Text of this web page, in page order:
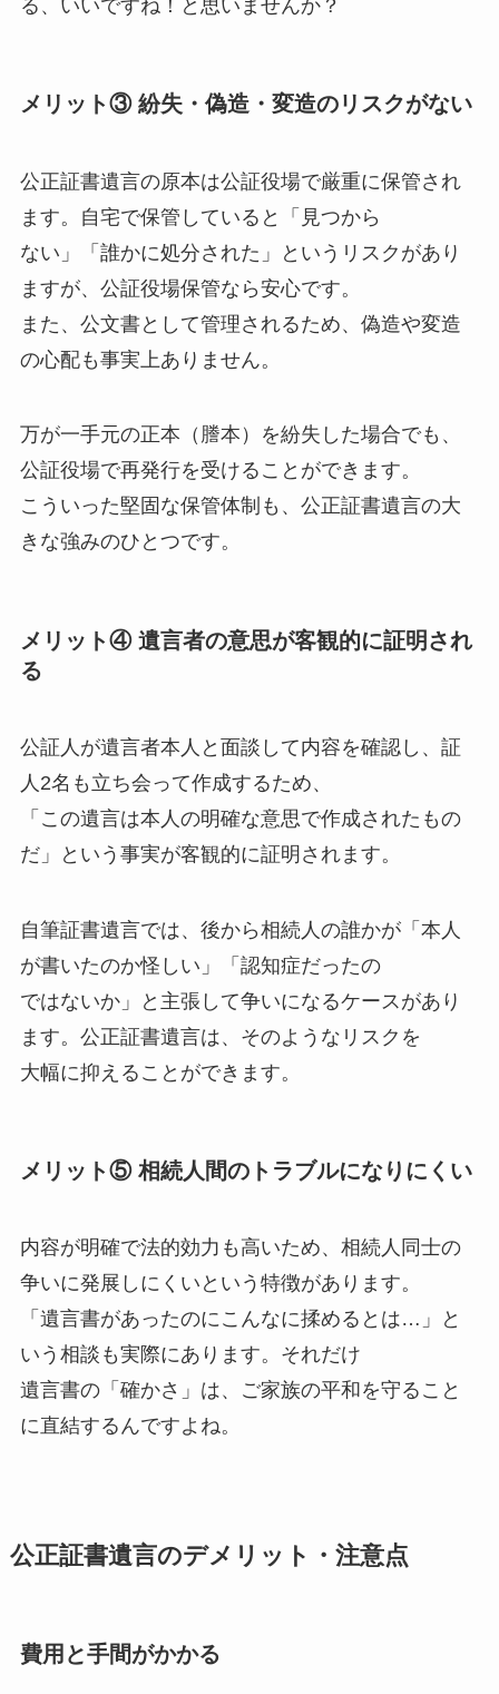
る、いいですね！と思いませんか？
メリット③ 紛失・偽造・変造のリスクがない
公正証書遺言の原本は公証役場で厳重に保管され
ます。自宅で保管していると「見つから
ない」「誰かに処分された」というリスクがあり
ますが、公証役場保管なら安心です。
また、公文書として管理されるため、偽造や変造
の心配も事実上ありません。
万が一手元の正本（謄本）を紛失した場合でも、
公証役場で再発行を受けることができます。
こういった堅固な保管体制も、公正証書遺言の大
きな強みのひとつです。
メリット④ 遺言者の意思が客観的に証明され
る
公証人が遺言者本人と面談して内容を確認し、証
人2名も立ち会って作成するため、
「この遺言は本人の明確な意思で作成されたもの
だ」という事実が客観的に証明されます。
自筆証書遺言では、後から相続人の誰かが「本人
が書いたのか怪しい」「認知症だったの
ではないか」と主張して争いになるケースがあり
ます。公正証書遺言は、そのようなリスクを
大幅に抑えることができます。
メリット⑤ 相続人間のトラブルになりにくい
内容が明確で法的効力も高いため、相続人同士の
争いに発展しにくいという特徴があります。
「遺言書があったのにこんなに揉めるとは…」と
いう相談も実際にあります。それだけ
遺言書の「確かさ」は、ご家族の平和を守ること
に直結するんですよね。
公正証書遺言のデメリット・注意点
費用と手間がかかる